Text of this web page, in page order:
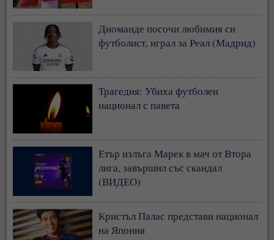
Диоманде посочи любимия си
футболист, играл за Реал (Мадрид)
Трагедия: Убиха футболен
национал с павета
Етър излъга Марек в мач от Втора
лига, завършил със скандал
(ВИДЕО)
Кристъл Палас представи национал
на Япония